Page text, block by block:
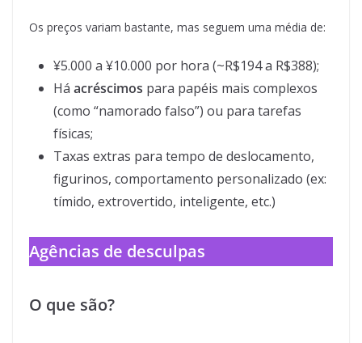
Os preços variam bastante, mas seguem uma média de:
¥5.000 a ¥10.000 por hora (~R$194 a R$388);
Há acréscimos para papéis mais complexos
(como “namorado falso”) ou para tarefas
físicas;
Taxas extras para tempo de deslocamento,
figurinos, comportamento personalizado (ex:
tímido, extrovertido, inteligente, etc.)
Agências de desculpas
O que são?